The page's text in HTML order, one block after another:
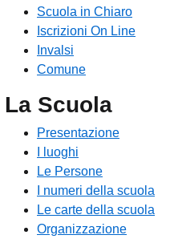
Scuola in Chiaro
Iscrizioni On Line
Invalsi
Comune
La Scuola
Presentazione
I luoghi
Le Persone
I numeri della scuola
Le carte della scuola
Organizzazione